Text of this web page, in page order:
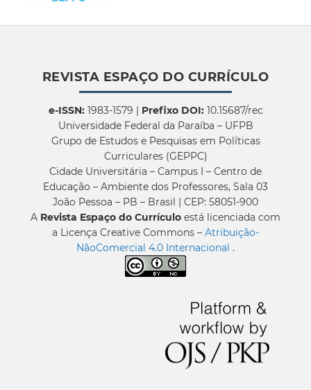
REVISTA ESPAÇO DO CURRÍCULO
e-ISSN:1983-1579 | Prefixo DOI:10.15687/rec
Universidade Federal da Paraíba – UFPB
Grupo de Estudos e Pesquisas em Políticas
Curriculares (GEPPC)
Cidade Universitária – Campus I – Centro de
Educação – Ambiente dos Professores, Sala 03
João Pessoa – PB – Brasil | CEP: 58051-900
A Revista Espaço do Currículo está licenciada com
a Licença Creative Commons – Atribuição-
NãoComercial 4.0 Internacional .